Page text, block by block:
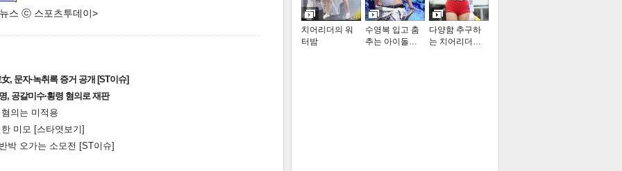
스 ⓒ 스포츠투데이>
, 문자·녹취록 증거 공개 [ST이슈]
, 공갈미수·횡령 혐의로 재판
의는 미적용
미모 [스타엿보기]
박 오가는 소모전 [ST이슈]
치어리더의 워
터밤
수영복 입고 춤
추는 아이돌…
다양함 추구하
는 치어리더…